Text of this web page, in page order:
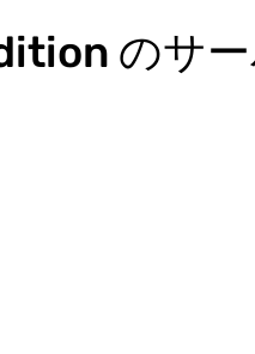
のサ